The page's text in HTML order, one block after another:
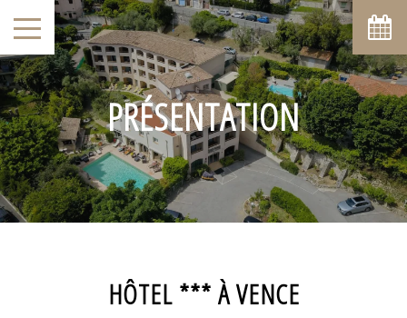
PRÉSENTATION
HÔTEL *** À VENCE